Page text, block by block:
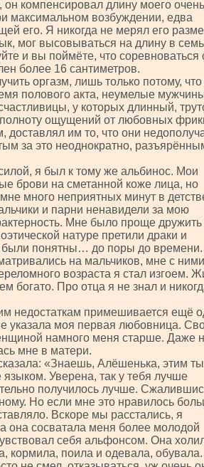
компенсировал длину моего очень
максимальном возбуждении, едва
его. Я никогда не мерял его
мог высовываться на длину в семь
и вы поймёте, что соревноваться
более 16 сантиметров.
оргазм, лишь только потому, что
полового акта, неумелые
у которых длинный,
ощущений от любовных
им то, что они
за это неоднократно,
я был к тому же альбинос. Мои
брови на сметанной коже лица, но
много неприятных минут в
и парни ненавидели за мою
Мне было проще дружить
натуре претили драки и
были понятны… до поры до времени.
на мальчиков, мне с ними
возраста я стал изгоем.
богато. Про отца я не знал и
недостаткам примешивается ещё
указала моя первая любовница.
намного меня старше. Даже
мне в матери.
«Знаешь, Алёшенька, этим ты
Уверена, так у тебя лучше
получилось лучше.
Но если мне это нравилось
Вскоре мы расстались, я
она сосватала меня более молодой
себя альфонсом. Она
кормила, поила и одевала,